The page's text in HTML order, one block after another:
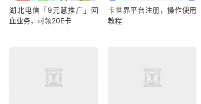
湖北电信「9元慧推广」回
血业务，可领20E卡
卡世界平台注册，操作使用
教程